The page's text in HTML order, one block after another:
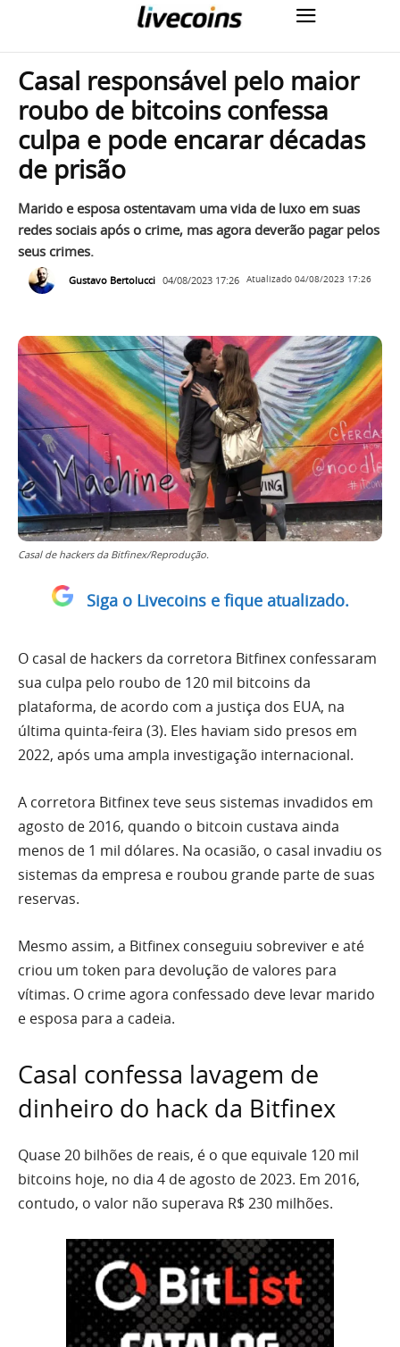
Casal responsável pelo maior
roubo de bitcoins confessa
culpa e pode encarar décadas
de prisão
Marido e esposa ostentavam uma vida de luxo em suas
redes sociais após o crime, mas agora deverão pagar pelos
seus crimes.
Gustavo Bertolucci 04/08/2023 17:26 Atualizado 04/08/2023 17:26
Casal de hackers da Bitfinex/Reprodução.
Siga o Livecoins e fique atualizado.
O casal de hackers da corretora Bitfinex confessaram
sua culpa pelo roubo de 120 mil bitcoins da
plataforma, de acordo com a justiça dos EUA, na
última quinta-feira (3). Eles haviam sido presos em
2022, após uma ampla investigação internacional.
A corretora Bitfinex teve seus sistemas invadidos em
agosto de 2016, quando o bitcoin custava ainda
menos de 1 mil dólares. Na ocasião, o casal invadiu os
sistemas da empresa e roubou grande parte de suas
reservas.
Mesmo assim, a Bitfinex conseguiu sobreviver e até
criou um token para devolução de valores para
vítimas. O crime agora confessado deve levar marido
e esposa para a cadeia.
Casal confessa lavagem de
dinheiro do hack da Bitfinex
Quase 20 bilhões de reais, é o que equivale 120 mil
bitcoins hoje, no dia 4 de agosto de 2023. Em 2016,
contudo, o valor não superava R$ 230 milhões.